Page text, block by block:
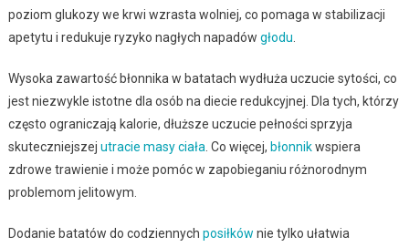
poziom glukozy we krwi wzrasta wolniej, co pomaga w stabilizacji
apetytu i redukuje ryzyko nagłych napadów głodu
Wysoka zawartość błonnika w batatach wydłuża uczucie sytości, co
jest niezwykle istotne dla osób na diecie redukcyjnej. Dla tych, którzy
często ograniczają kalorie, dłuższe uczucie pełności sprzyja
skuteczniejszej utracie masy ciała . Co więcej, błonnikwspiera
zdrowe trawienie i może pomóc w zapobieganiu różnorodnym
problemom jelitowym.
Dodanie batatów do codziennych posiłków nie tylko ułatwia